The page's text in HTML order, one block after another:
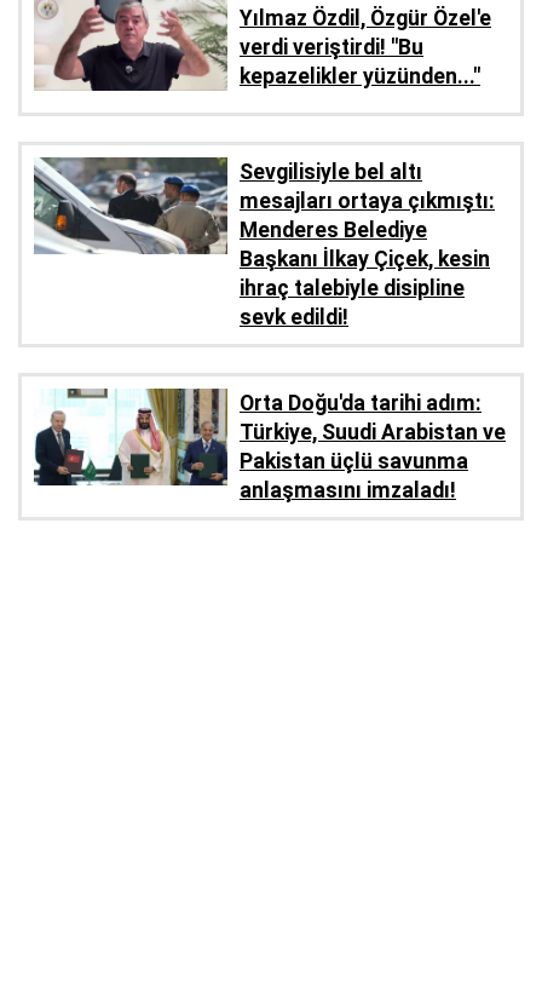
Yılmaz Özdil, Özgür Özel'e
verdi veriştirdi! ''Bu
kepazelikler yüzünden..."
Sevgilisiyle bel altı
mesajları ortaya çıkmıştı:
Menderes Belediye
Başkanı İlkay Çiçek, kesin
ihraç talebiyle disipline
sevk edildi!
Orta Doğu'da tarihi adım:
Türkiye, Suudi Arabistan ve
Pakistan üçlü savunma
anlaşmasını imzaladı!